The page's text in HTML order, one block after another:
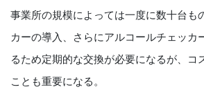
事業所の規模によっては一度に数十台も
カーの導入、さらにアルコールチェッカ
るため定期的な交換が必要になるが、コ
ことも重要になる。